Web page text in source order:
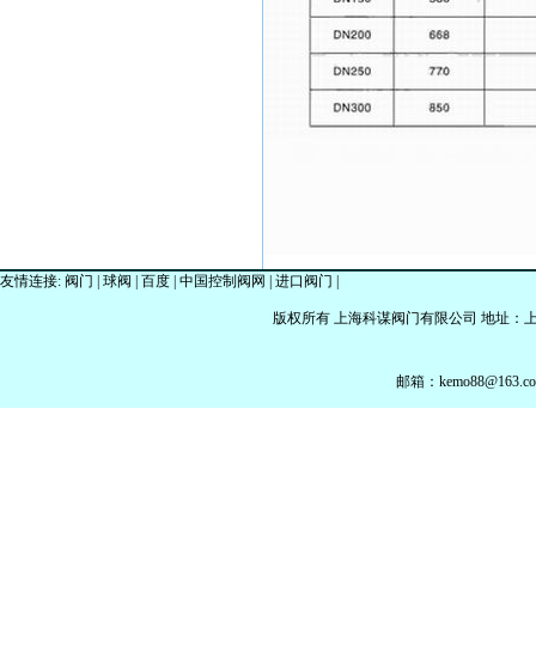
友情连接: 阀门 球阀 百度 中国控制阀网 进口阀门
版权所有 上海科谋阀门有限公司 地址：
邮箱：